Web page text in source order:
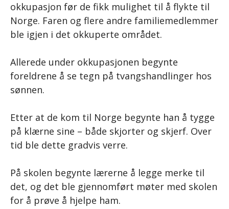
okkupasjon før de fikk mulighet til å flykte til
Norge. Faren og flere andre familiemedlemmer
ble igjen i det okkuperte området.
Allerede under okkupasjonen begynte
foreldrene å se tegn på tvangshandlinger hos
sønnen.
Etter at de kom til Norge begynte han å tygge
på klærne sine – både skjorter og skjerf. Over
tid ble dette gradvis verre.
På skolen begynte lærerne å legge merke til
det, og det ble gjennomført møter med skolen
for å prøve å hjelpe ham.